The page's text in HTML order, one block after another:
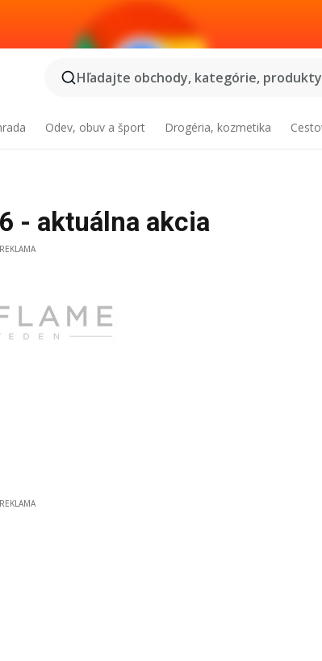
Hľadajte obchody, kategórie,
Odev, obuv a šport Drogéria, kozmetika
- aktuálna akcia
REKLAMA
REKLAMA